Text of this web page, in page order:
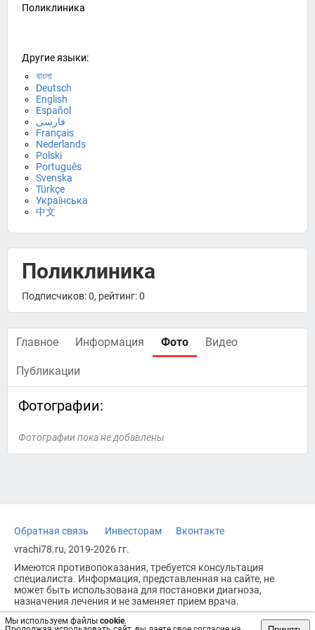
Мы используем файлы cookie.
Поликлиника
Другие языки:
বাংলা
Deutsch
English
Español
فارسی
Français
Nederlands
Polski
Português
Svenska
Türkçe
Українська
中文
Поликлиника
Подписчиков: 0, рейтинг: 0
Главное Информация Фото Видео
Публикации
Фотографии:
Фотографии пока не добавлены
Обратная связь Инвесторам
Вконтакте
vrachi78.ru, 2019-2026 гг.
Имеются противопоказания, требуется консультация
специалиста. Информация, представленная на сайте, не
может быть использована для постановки диагноза,
назначения лечения и не заменяет прием врача.
Возрастное ограничение: 18+